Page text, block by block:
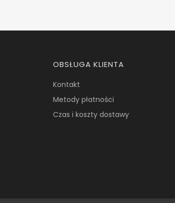
OBSŁUGA KLIENTA
Kontakt
Metody płatności
Czas i koszty dostawy